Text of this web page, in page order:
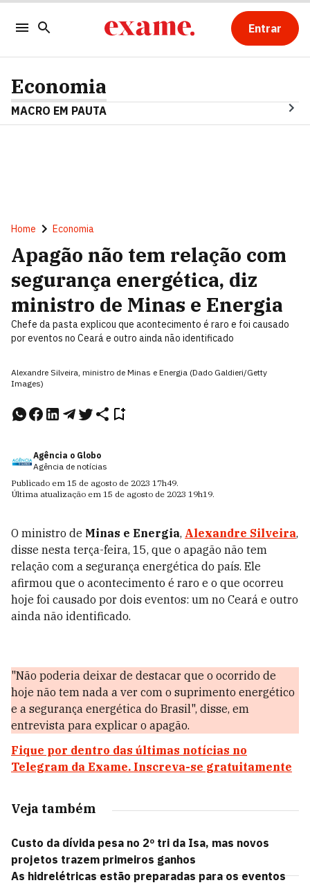
Entrar
Economia
MACRO EM PAUTA
Home Economia
Apagão não tem relação com
segurança energética, diz
ministro de Minas e Energia
Chefe da pasta explicou que acontecimento é raro e foi causado
por eventos no Ceará e outro ainda não identificado
Alexandre Silveira, ministro de Minas e Energia (Dado Galdieri/Getty
Images)
Agência o Globo
Agência de notícias
Publicado em 15 de agosto de 2023 17h49.
Última atualização em 15 de agosto de 2023 19h19.
O ministro de Minas e Energia, Alexandre Silveira,
disse nesta terça-feira, 15, que o apagão não tem
relação com a segurança energética do país. Ele
afirmou que o acontecimento é raro e o que ocorreu
hoje foi causado por dois eventos: um no Ceará e outro
ainda não identificado.
"Não poderia deixar de destacar que o ocorrido de
hoje não tem nada a ver com o suprimento energético
e a segurança energética do Brasil", disse, em
entrevista para explicar o apagão.
Fique por dentro das últimas notícias no
Telegram da Exame. Inscreva-se gratuitamente
Veja também
Custo da dívida pesa no 2º tri da Isa, mas novos
projetos trazem primeiros ganhos
As hidrelétricas estão preparadas para os eventos